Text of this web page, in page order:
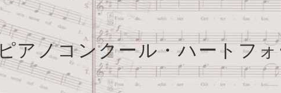
アノコンクール・ハートフ